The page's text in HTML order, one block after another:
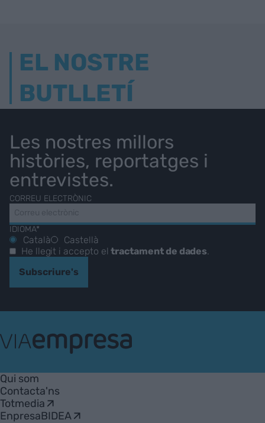
EL NOSTRE
BUTLLETÍ
Les nostres millors
històries, reportatges i
entrevistes.
CORREU ELECTRÒNIC
IDIOMA*
Català
Castellà
He llegit i accepto eltractament de dades
Subscriure's
Empresa
Qui som
Contacta'ns
Totmedia
EnpresaBIDEA